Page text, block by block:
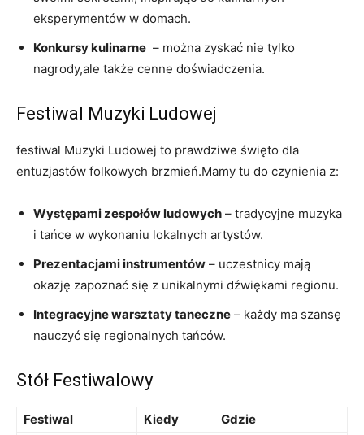
eksperymentów w domach.
Konkursy ⁢kulinarne ⁤ – można zyskać nie tylko
nagrody,ale także cenne doświadczenia.
Festiwal Muzyki ‍Ludowej
festiwal Muzyki‌ Ludowej to prawdziwe święto⁣ dla
entuzjastów folkowych brzmień.Mamy tu⁣ do czynienia z:
Występami zespołów ludowych – tradycyjne muzyka
i tańce w wykonaniu lokalnych artystów.
Prezentacjami instrumentów – uczestnicy mają
okazję zapoznać się z unikalnymi dźwiękami regionu.
Integracyjne warsztaty taneczne – każdy ma szansę
nauczyć się regionalnych ‌tańców.
Stół Festiwalowy
Festiwal Kiedy
Gdzie